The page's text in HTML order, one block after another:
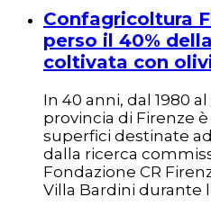
Confagricoltura
perso il 40%
coltivata con
In 40 anni, dal 1980
provincia di Firenze
superfici destinate
dalla ricerca
Fondazione CR
Villa Bardini durante